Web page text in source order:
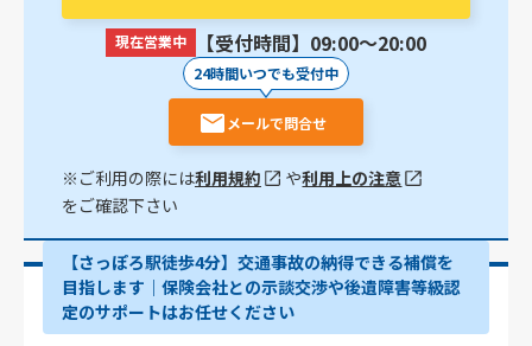
現在営業中 【受付時間】09:00〜20:00
24時間いつでも受付中
メールで問合せ
※ご利用の際には利用規約 や利用上の注意
をご確認下さい
【さっぽろ駅徒歩4分】交通事故の納得できる補償を
目指します｜保険会社との示談交渉や後遺障害等級認
定のサポートはお任せください